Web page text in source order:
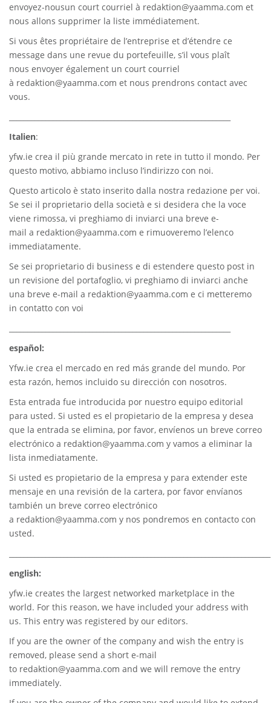
envoyez-nousun court courriel à redaktion@yaamma.com et
nous allons supprimer la liste immédiatement.
Si vous êtes propriétaire de l’entreprise et d’étendre ce
message dans une revue du portefeuille, s’il vous plaît
nous envoyer également un court courriel
à redaktion@yaamma.com et nous prendrons contact avec
vous.
Italien:
yfw.ie crea il più grande mercato in rete in tutto il mondo. Per
questo motivo, abbiamo incluso l’indirizzo con noi.
Questo articolo è stato inserito dalla nostra redazione per voi.
Se sei il proprietario della società e si desidera che la voce
viene rimossa, vi preghiamo di inviarci una breve e-
mail a redaktion@yaamma.com e rimuoveremo l’elenco
immediatamente.
Se sei proprietario di business e di estendere questo post in
un revisione del portafoglio, vi preghiamo di inviarci anche
una breve e-mail a redaktion@yaamma.com e ci metteremo
in contatto con voi
español:
Yfw.ie crea el mercado en red más grande del mundo. Por
esta razón, hemos incluido su dirección con nosotros.
Esta entrada fue introducida por nuestro equipo editorial
para usted. Si usted es el propietario de la empresa y desea
que la entrada se elimina, por favor, envíenos un breve correo
electrónico a redaktion@yaamma.com y vamos a eliminar la
lista inmediatamente.
Si usted es propietario de la empresa y para extender este
mensaje en una revisión de la cartera, por favor envíanos
también un breve correo electrónico
a redaktion@yaamma.com y nos pondremos en contacto con
usted.
english:
yfw.ie creates the largest networked marketplace in the
world. For this reason, we have included your address with
us. This entry was registered by our editors.
If you are the owner of the company and wish the entry is
removed, please send a short e-mail
to redaktion@yaamma.com and we will remove the entry
immediately.